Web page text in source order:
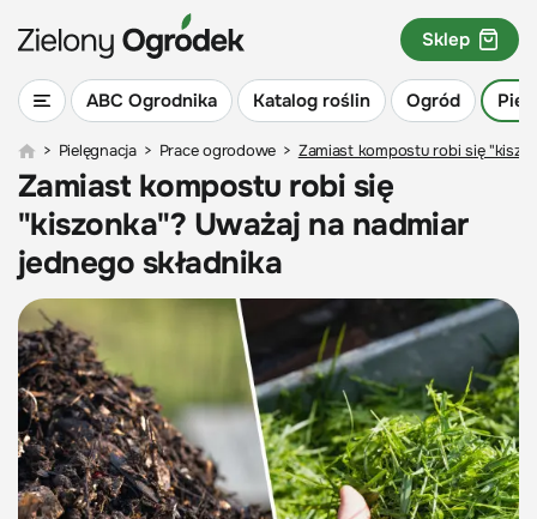
ABC Ogrodnika Katalog roślin Ogród
Sklep
> Pielęgnacja > Prace ogrodowe > Zamiast kompostu robi się
Zamiast kompostu robi się
"kiszonka"? Uważaj na nadmiar
jednego składnika